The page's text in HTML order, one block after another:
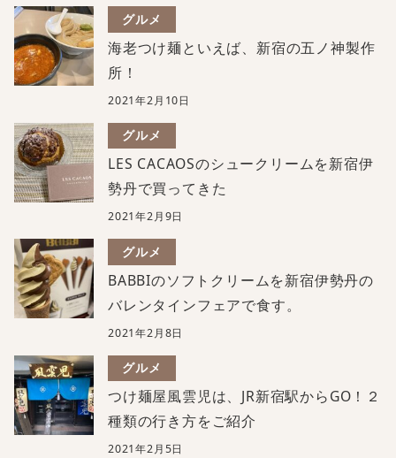
グルメ
海老つけ麺といえば、新宿の五ノ神製作
所！
2021年2月10日
グルメ
LES CACAOSのシュークリームを新宿伊
勢丹で買ってきた
2021年2月9日
グルメ
BABBIのソフトクリームを新宿伊勢丹の
バレンタインフェアで食す。
2021年2月8日
グルメ
つけ麺屋風雲児は、JR新宿駅からGO！２
種類の行き方をご紹介
2021年2月5日